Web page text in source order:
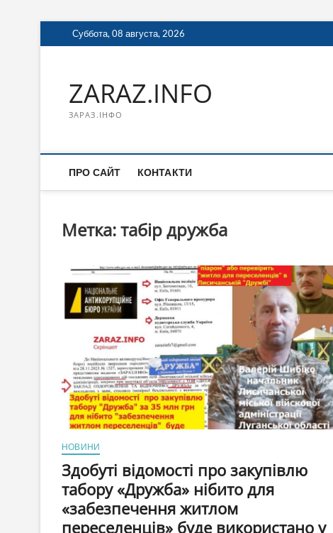
Перейти
к
Суббота, 08 августа, 2026
ZARAZ.INFO
ЗАРАЗ.ІНФО
ПРО САЙТ КОНТАКТИ
Метка:табір дружба
НОВИНИ
Здобуті відомості про закупівлю
табору «Дружба» нібито для
«забезпечення житлом
переселенців» буде використано у